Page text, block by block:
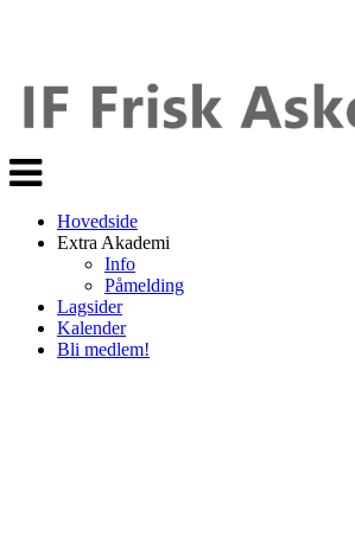
Veksle
navigasjon
Hovedside
Extra Akademi
Info
Påmelding
Lagsider
Kalender
Bli medlem!